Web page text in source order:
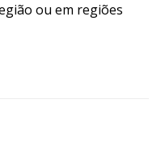
ou em regiões